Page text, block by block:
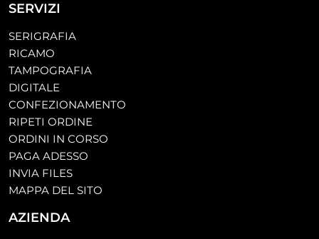
SERVIZI
SERIGRAFIA
RICAMO
TAMPOGRAFIA
DIGITALE
CONFEZIONAMENTO
RIPETI ORDINE
ORDINI IN CORSO
PAGA ADESSO
INVIA FILES
MAPPA DEL SITO
AZIENDA